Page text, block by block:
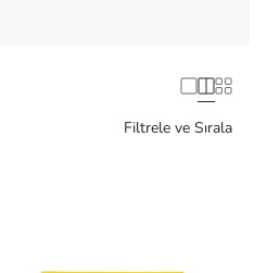
Filtrele ve Sırala